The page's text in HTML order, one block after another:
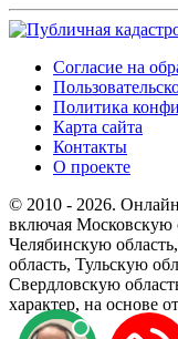
Согласие на
Политика
Карта сайта
Контакты
О проекте
© 2010 - 2026. Онлайн
включая Московскую
Челябинскую
область, Тульскую
Свердловскую
характер, на основе